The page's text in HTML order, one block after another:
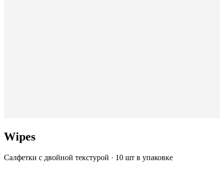
Wipes
Салфетки с двойной текстурой · 10 шт в упаковке